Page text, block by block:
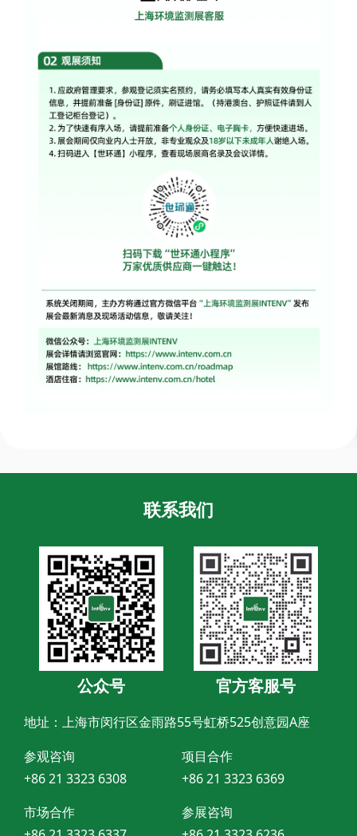
联系我们
公众号 官方客服号
地址：上海市闵行区金雨路55号虹桥525创意园A座
参观咨询
+86 21 3323 6308
项目合作
+86 21 3323 6369
市场合作
参展咨询